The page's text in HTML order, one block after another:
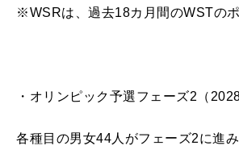
※WSRは、過去18カ月間のWSTの
・オリンピック予選フェーズ2（
各種目の男女44人がフェーズ2に進